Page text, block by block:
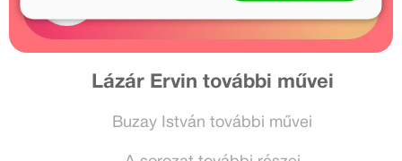
Lázár Ervin további művei
Buzay István további művei